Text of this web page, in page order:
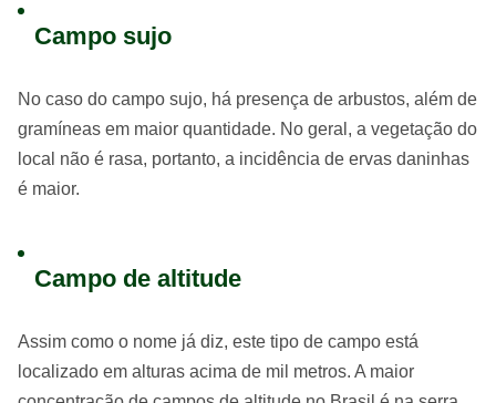
Campo sujo
No caso do campo sujo, há presença de arbustos, além de
gramíneas em maior quantidade. No geral, a vegetação do
local não é rasa, portanto, a incidência de ervas daninhas
é maior.
Campo de altitude
Assim como o nome já diz, este tipo de campo está
localizado em alturas acima de mil metros. A maior